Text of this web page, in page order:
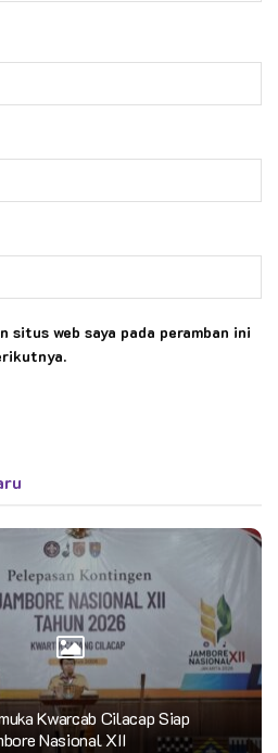
situs web saya pada peramban ini
Kwarcab Cilacap Siap
Nasional XII